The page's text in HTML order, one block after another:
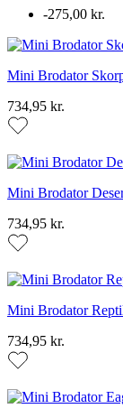
-275,00 kr.
Mini Brodator
734,95 kr.
Mini Brodator
734,95 kr.
Mini Brodator
734,95 kr.